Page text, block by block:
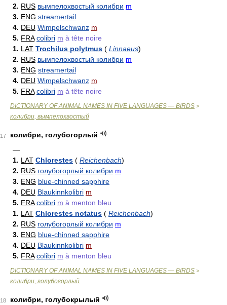
2. RUS вымпелохвостый колибри m
3. ENG streamertail
4. DEU Wimpelschwanz m
5. FRA colibri m à tête noire
1. LAT Trochilus polytmus ( Linnaeus)
2. RUS вымпелохвостый колибри m
3. ENG streamertail
4. DEU Wimpelschwanz m
5. FRA colibri m à tête noire
DICTIONARY OF ANIMAL NAMES IN FIVE LANGUAGES — BIRDS >
колибри, вымпелохвостый
17
колибри, голубогорлый
—
1. LAT Chlorestes ( Reichenbach)
2. RUS голубогорлый колибри m
3. ENG blue-chinned sapphire
4. DEU Blaukinnkolibri m
5. FRA colibri m à menton bleu
1. LAT Chlorestes notatus ( Reichenbach)
2. RUS голубогорлый колибри m
3. ENG blue-chinned sapphire
4. DEU Blaukinnkolibri m
5. FRA colibri m à menton bleu
DICTIONARY OF ANIMAL NAMES IN FIVE LANGUAGES — BIRDS >
колибри, голубогорлый
18
колибри, голубокрылый